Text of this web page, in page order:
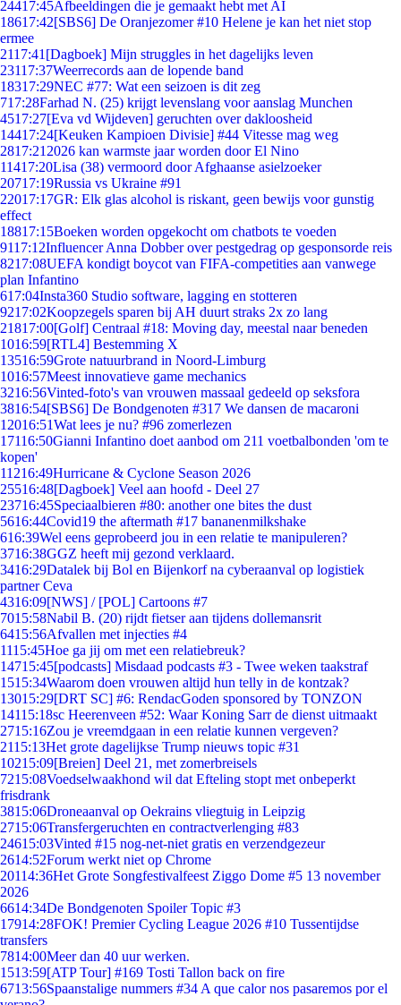
24417:45Afbeeldingen die je gemaakt hebt met AI
18617:42[SBS6] De Oranjezomer #10 Helene je kan het niet stop
ermee
2117:41 [Dagboek] Mijn struggles in het dagelijks leven
23117:37Weerrecords aan de lopende band
18317:29NEC #77: Wat een seizoen is dit zeg
717:28Farhad N. (25) krijgt levenslang voor aanslag Munchen
4517:27[Eva vd Wijdeven] geruchten over dakloosheid
14417:24[Keuken Kampioen Divisie] #44 Vitesse mag weg
2817:21 2026 kan warmste jaar worden door El Nino
11417:20Lisa (38) vermoord door Afghaanse asielzoeker
20717:19Russia vs Ukraine #91
22017:17GR: Elk glas alcohol is riskant, geen bewijs voor gunstig
effect
18817:15Boeken worden opgekocht om chatbots te voeden
9117:12Influencer Anna Dobber over pestgedrag op gesponsorde reis
8217:08UEFA kondigt boycot van FIFA-competities aan vanwege
plan Infantino
617:04Insta360 Studio software, lagging en stotteren
9217:02Koopzegels sparen bij AH duurt straks 2x zo lang
21817:00[Golf] Centraal #18: Moving day, meestal naar beneden
1016:59[RTL4] Bestemming X
13516:59Grote natuurbrand in Noord-Limburg
1016:57Meest innovatieve game mechanics
3216:56Vinted-foto's van vrouwen massaal gedeeld op seksfora
3816:54[SBS6] De Bondgenoten #317 We dansen de macaroni
12016:51Wat lees je nu? #96 zomerlezen
17116:50Gianni Infantino doet aanbod om 211 voetbalbonden 'om te
kopen'
11216:49Hurricane & Cyclone Season 2026
25516:48[Dagboek] Veel aan hoofd - Deel 27
23716:45Speciaalbieren #80: another one bites the dust
5616:44Covid19 the aftermath #17 bananenmilkshake
616:39Wel eens geprobeerd jou in een relatie te manipuleren?
3716:38GGZ heeft mij gezond verklaard.
3416:29Datalek bij Bol en Bijenkorf na cyberaanval op logistiek
partner Ceva
4316:09[NWS] / [POL] Cartoons #7
7015:58Nabil B. (20) rijdt fietser aan tijdens dollemansrit
6415:56Afvallen met injecties #4
1115:45Hoe ga jij om met een relatiebreuk?
14715:45[podcasts] Misdaad podcasts #3 - Twee weken taakstraf
1515:34Waarom doen vrouwen altijd hun telly in de kontzak?
13015:29[DRT SC] #6: RendacGoden sponsored by TONZON
14115:18sc Heerenveen #52: Waar Koning Sarr de dienst uitmaakt
2715:16Zou je vreemdgaan in een relatie kunnen vergeven?
2115:13Het grote dagelijkse Trump nieuws topic #31
10215:09[Breien] Deel 21, met zomerbreisels
7215:08Voedselwaakhond wil dat Efteling stopt met onbeperkt
frisdrank
3815:06Droneaanval op Oekrains vliegtuig in Leipzig
2715:06Transfergeruchten en contractverlenging #83
24615:03Vinted #15 nog-net-niet gratis en verzendgezeur
2614:52Forum werkt niet op Chrome
20114:36Het Grote Songfestivalfeest Ziggo Dome #5 13 november
2026
6614:34De Bondgenoten Spoiler Topic #3
17914:28FOK! Premier Cycling League 2026 #10 Tussentijdse
transfers
7814:00Meer dan 40 uur werken.
1513:59[ATP Tour] #169 Tosti Tallon back on fire
6713:56Spaanstalige nummers #34 A que calor nos pasaremos por el